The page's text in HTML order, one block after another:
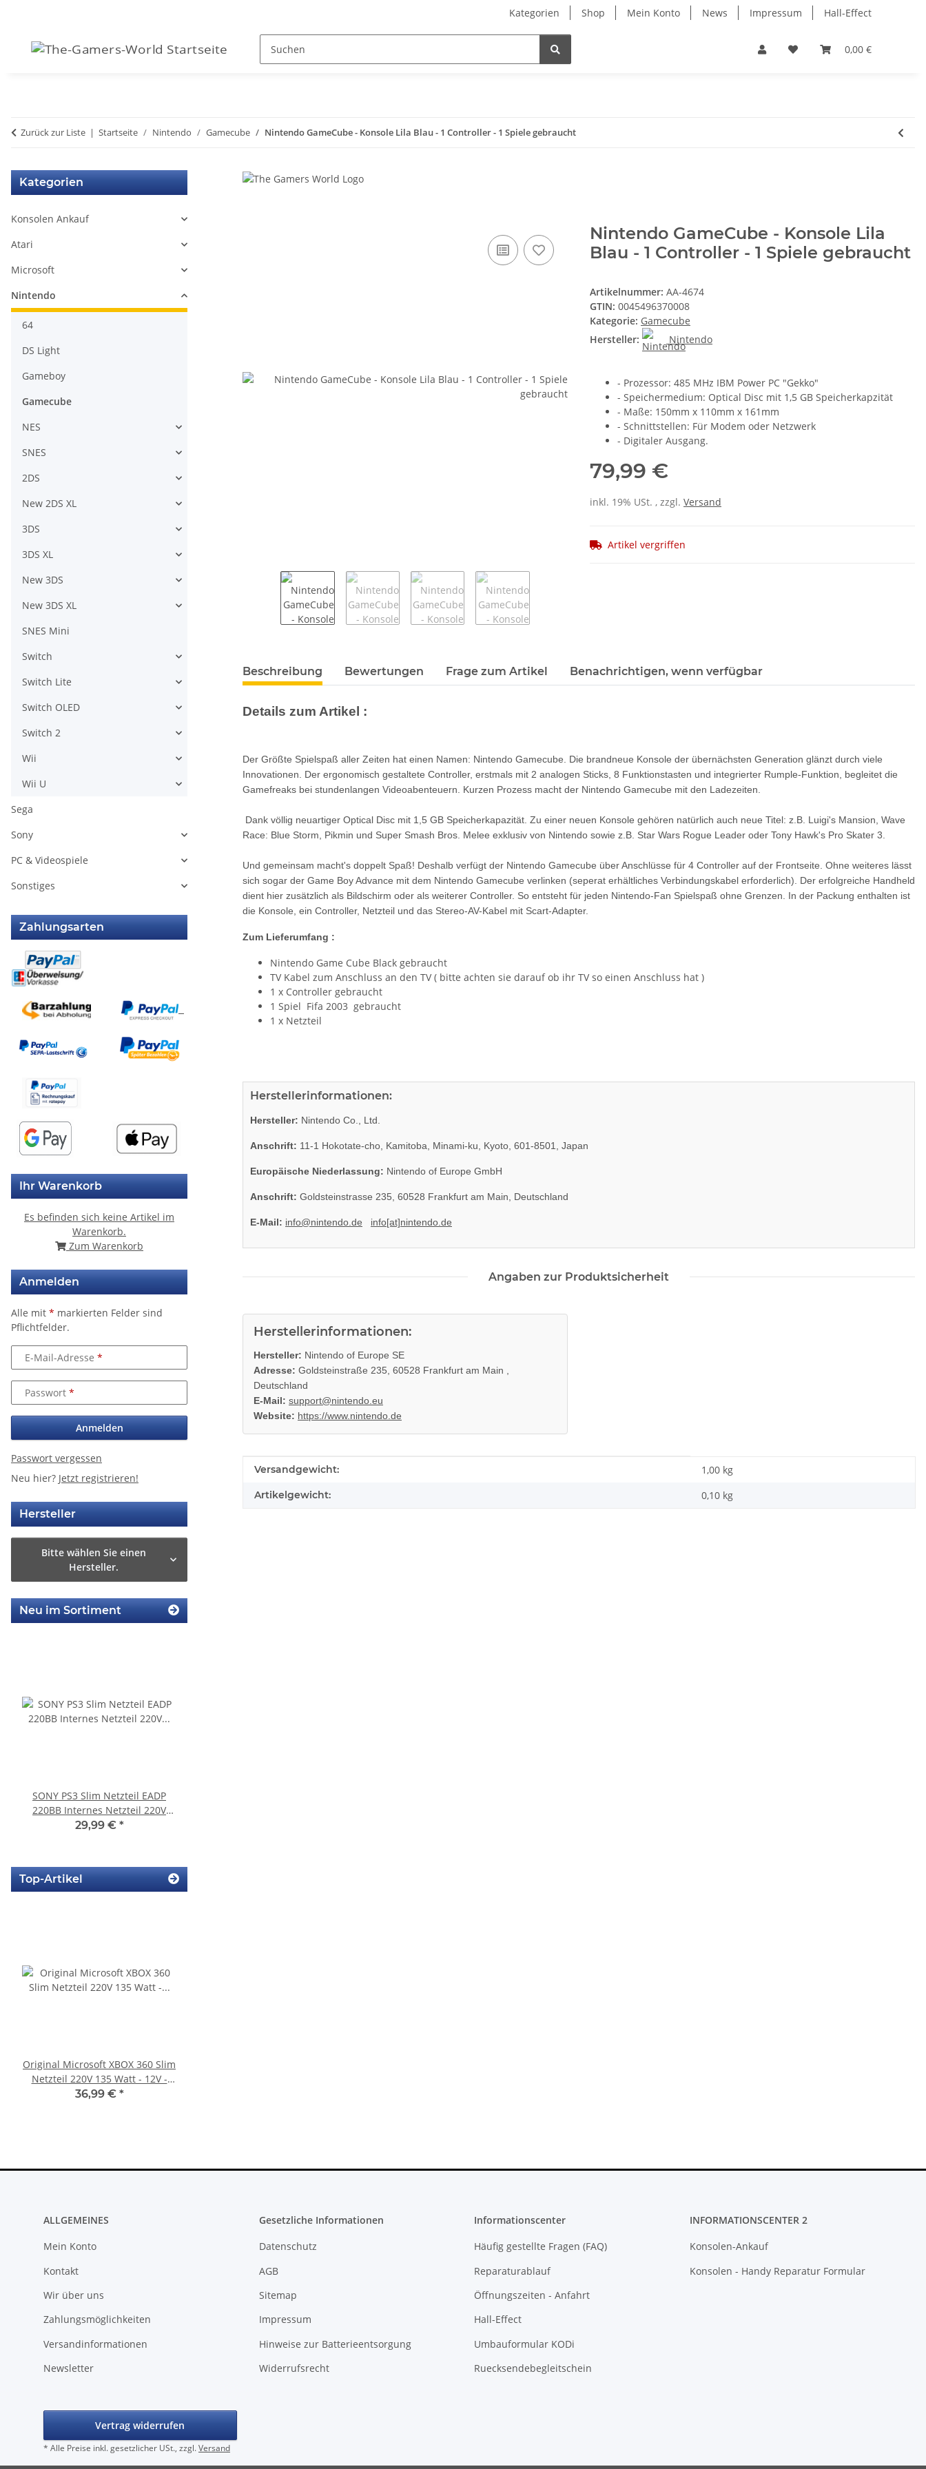
Kategorien Shop Mein Konto News Impressum Hall-Effect
0,00 €
Zurück zur Liste Startseite Nintendo Gamecube Nintendo GameCube - Konsole Lila Blau - 1 Controller - 1 Spiele gebraucht
Nintendo GameCube - Konsole Lila
Blau - 1 Controller - 1 Spiele gebraucht
Artikelnummer: AA-4674
GTIN: 0045496370008
Kategorie: Gamecube
Hersteller:
Nintendo
- Prozessor: 485 MHz IBM Power PC "Gekko"
- Speichermedium: Optical Disc mit 1,5 GB Speicherkapzität
- Maße: 150mm x 110mm x 161mm
- Schnittstellen: Für Modem oder Netzwerk
- Digitaler Ausgang.
79,99 €
inkl. 19% USt. , zzgl. Versand
Artikel vergriffen
weitere Registerkarten anzeigen
Beschreibung Bewertungen Frage zum Artikel Benachrichtigen, wenn verfügbar
Details zum Artikel :
Der Größte Spielspaß aller Zeiten hat einen Namen: Nintendo Gamecube. Die brandneue Konsole der übernächsten Generation glänzt durch viele
Innovationen. Der ergonomisch gestaltete Controller, erstmals mit 2 analogen Sticks, 8 Funktionstasten und integrierter Rumple-Funktion, begleitet die
Gamefreaks bei stundenlangen Videoabenteuern. Kurzen Prozess macht der Nintendo Gamecube mit den Ladezeiten.
Dank völlig neuartiger Optical Disc mit 1,5 GB Speicherkapazität. Zu einer neuen Konsole gehören natürlich auch neue Titel: z.B. Luigi's Mansion, Wave
Race: Blue Storm, Pikmin und Super Smash Bros. Melee exklusiv von Nintendo sowie z.B. Star Wars Rogue Leader oder Tony Hawk's Pro Skater 3.
Und gemeinsam macht's doppelt Spaß! Deshalb verfügt der Nintendo Gamecube über Anschlüsse für 4 Controller auf der Frontseite. Ohne weiteres lässt
sich sogar der Game Boy Advance mit dem Nintendo Gamecube verlinken (seperat erhältliches Verbindungskabel erforderlich). Der erfolgreiche Handheld
dient hier zusätzlich als Bildschirm oder als weiterer Controller. So entsteht für jeden Nintendo-Fan Spielspaß ohne Grenzen. In der Packung enthalten ist
die Konsole, ein Controller, Netzteil und das Stereo-AV-Kabel mit Scart-Adapter.
Zum Lieferumfang :
Nintendo Game Cube Black gebraucht
TV Kabel zum Anschluss an den TV ( bitte achten sie darauf ob ihr TV so einen Anschluss hat )
1 x Controller gebraucht
1 Spiel Fifa 2003 gebraucht
1 x Netzteil
Herstellerinformationen:
Hersteller: Nintendo Co., Ltd.
Anschrift: 11-1 Hokotate-cho, Kamitoba, Minami-ku, Kyoto, 601-8501, Japan
Europäische Niederlassung: Nintendo of Europe GmbH
Anschrift: Goldsteinstrasse 235, 60528 Frankfurt am Main, Deutschland
E-Mail: info@nintendo.de info[at]nintendo.de
Angaben zur Produktsicherheit
Herstellerinformationen:
Hersteller: Nintendo of Europe SE
Adresse: Goldsteinstraße 235, 60528 Frankfurt am Main ,
Deutschland
E-Mail: support@nintendo.eu
Website: https://www.nintendo.de
Produkteigenschaft
Wert
Versandgewicht: 1,00 kg
Artikelgewicht: 0,10 kg
Kategorien
Konsolen Ankauf
Atari
Microsoft
Nintendo
64
DS Light
Gameboy
Gamecube
NES
SNES
2DS
New 2DS XL
3DS
3DS XL
New 3DS
New 3DS XL
SNES Mini
Switch
Switch Lite
Switch OLED
Switch 2
Wii
Wii U
Sega
Sony
PC & Videospiele
Sonstiges
Zahlungsarten
Ihr Warenkorb
Es befinden sich keine Artikel im
Warenkorb.
Zum Warenkorb
Anmelden
Alle mit * markierten Felder sind
Pflichtfelder.
E-Mail-Adresse
Passwort
Anmelden
Passwort vergessen
Neu hier? Jetzt registrieren!
Hersteller
Bitte wählen Sie einen
Hersteller.
Neu im Sortiment
SONY PS3 Slim Netzteil EADP
220BB Internes Netzteil 220V
gebraucht
29,99 € *
Top-Artikel
Original Microsoft XBOX 360 Slim
Netzteil 220V 135 Watt - 12V -
10.83A * gebraucht
36,99 € *
ALLGEMEINES
Mein Konto
Kontakt
Wir über uns
Zahlungsmöglichkeiten
Versandinformationen
Newsletter
Gesetzliche Informationen
Datenschutz
AGB
Sitemap
Impressum
Hinweise zur Batterieentsorgung
Widerrufsrecht
Informationscenter
Häufig gestellte Fragen (FAQ)
Reparaturablauf
Öffnungszeiten - Anfahrt
Hall-Effect
Umbauformular KODi
Ruecksendebegleitschein
INFORMATIONSCENTER 2
Konsolen-Ankauf
Konsolen - Handy Reparatur Formular
Vertrag widerrufen
* Alle Preise inkl. gesetzlicher USt., zzgl.Versand